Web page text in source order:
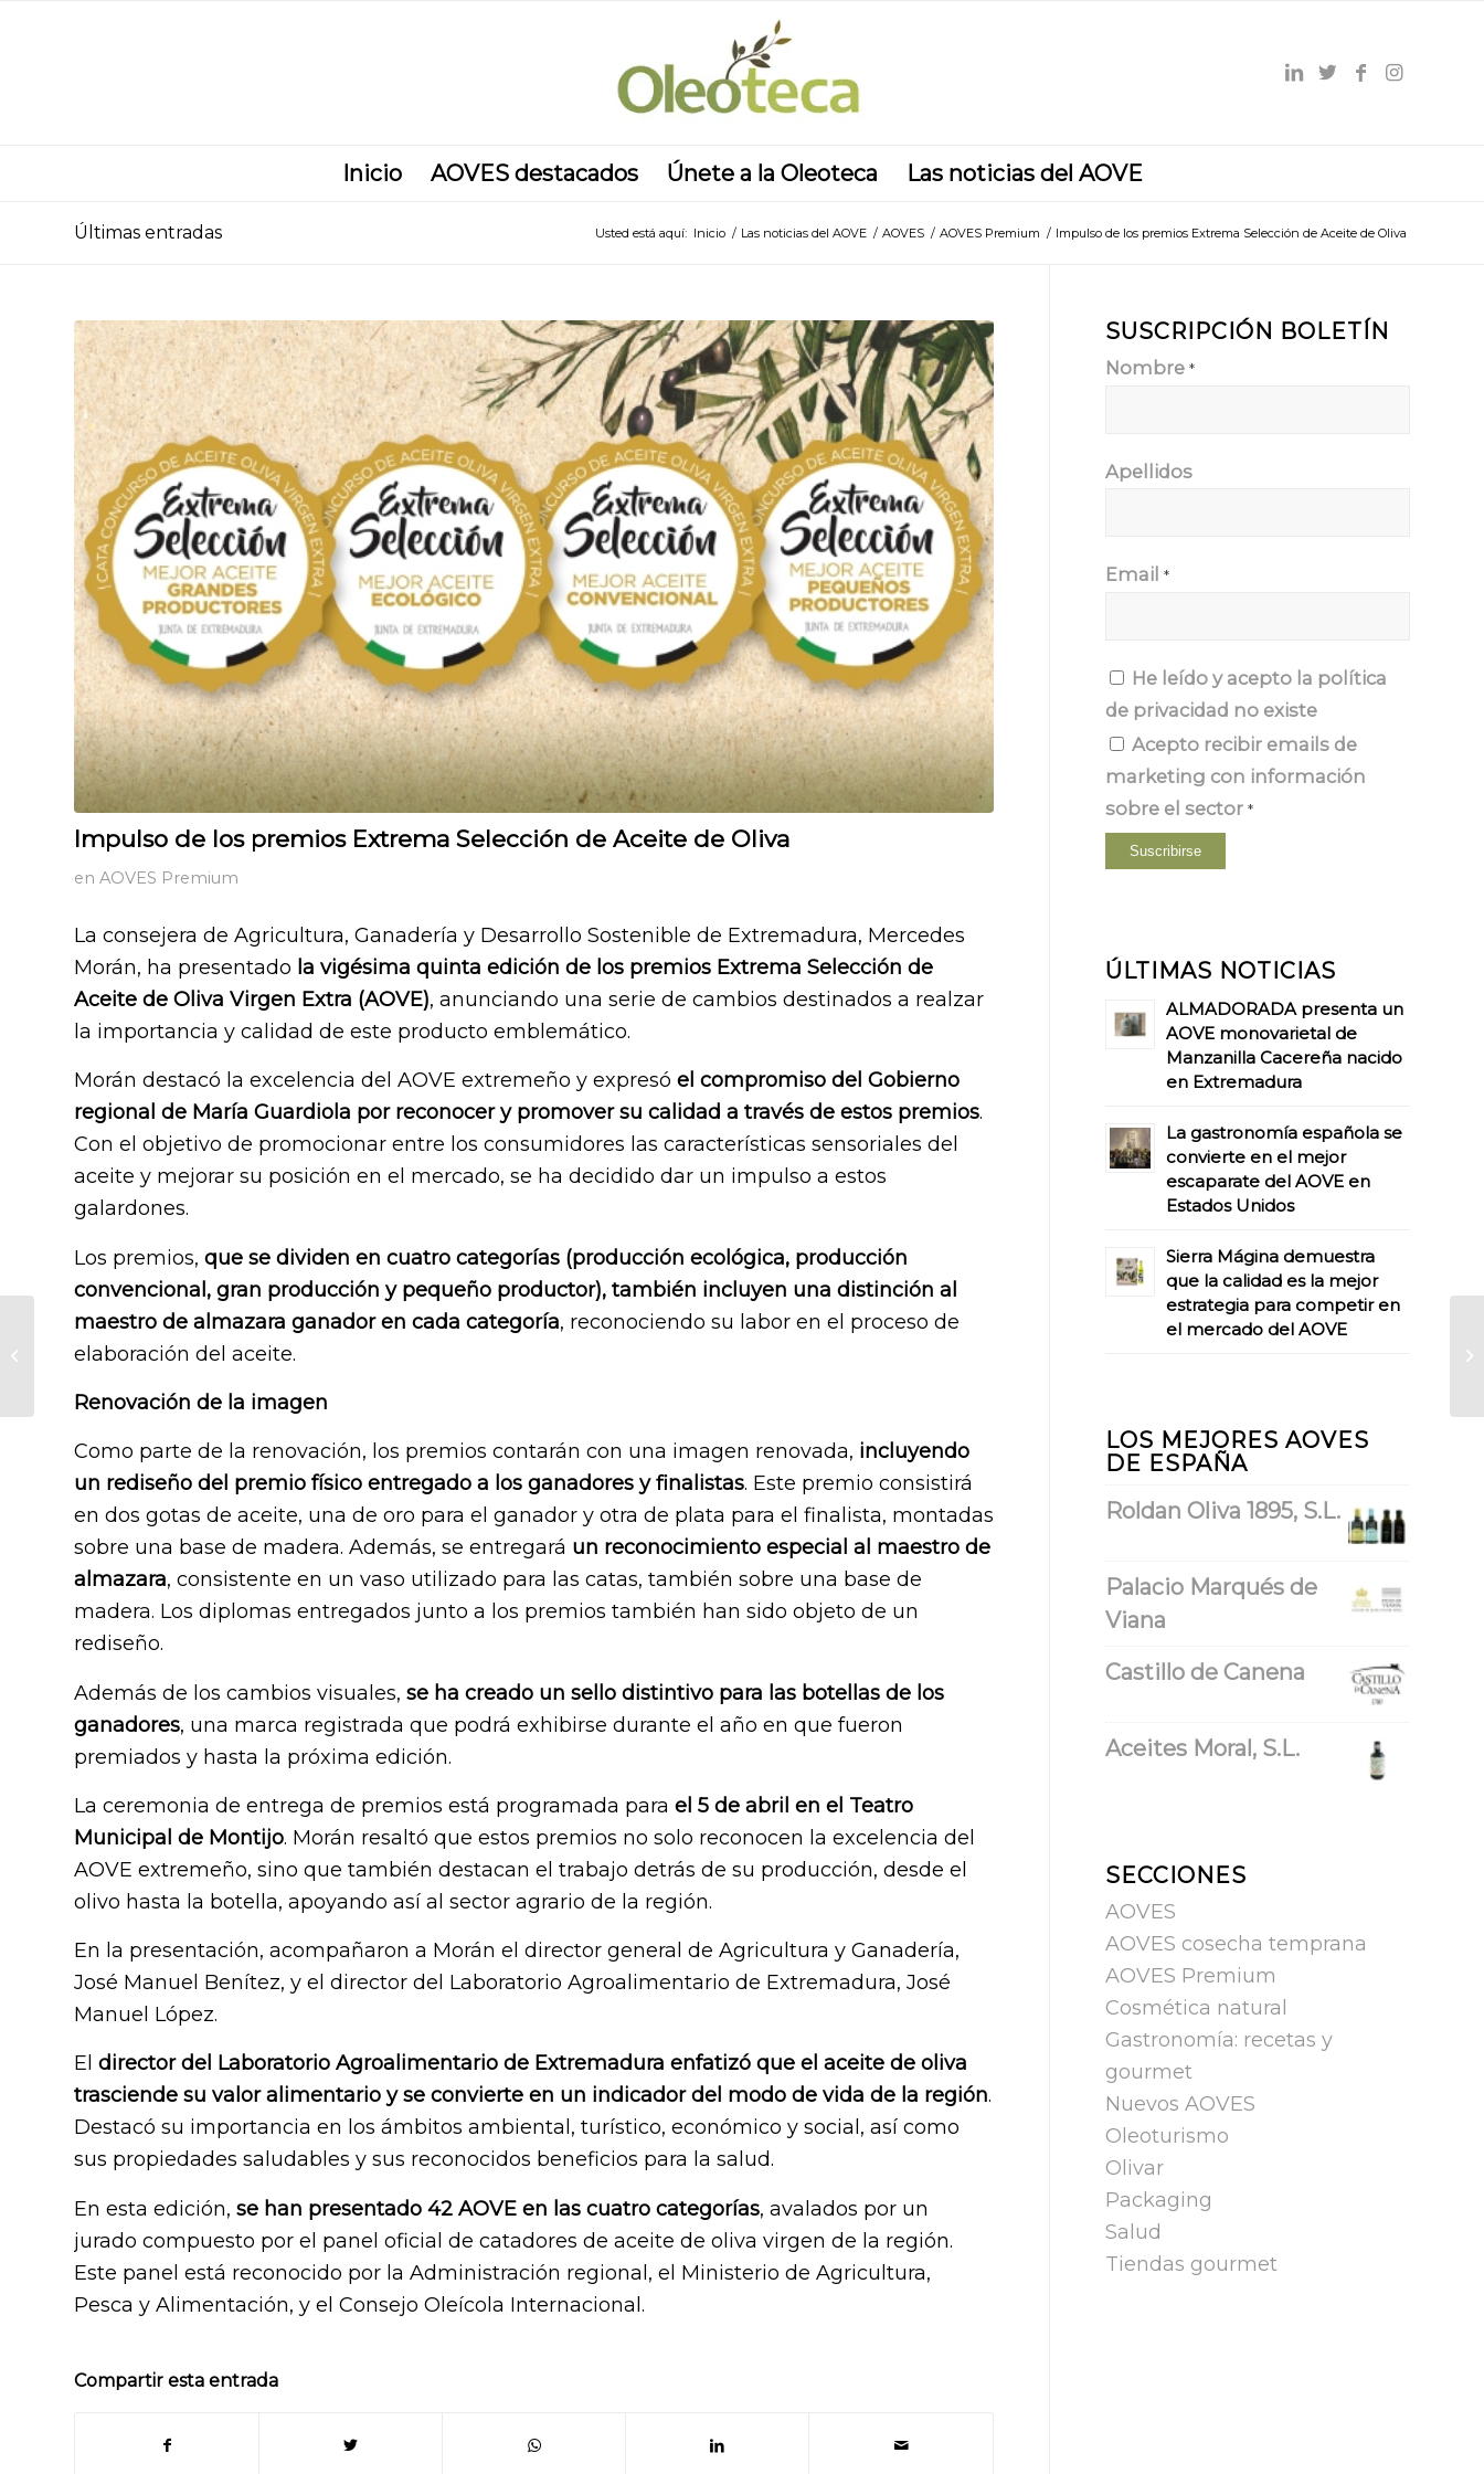
Inicio AOVES destacados Únete a la Oleoteca Las noticias del AOVE
Últimas entradas Usted está aquí: Inicio / Las noticias del AOVE / AOVES / AOVES Premium / Impulso de los premios Extrema Selección de Aceite de Oliva
Impulso de los premios Extrema Selección de Aceite de Oliva
en AOVES Premium
La consejera de Agricultura, Ganadería y Desarrollo Sostenible de Extremadura, Mercedes
Morán, ha presentado la vigésima quinta edición de los premios Extrema Selección de
Aceite de Oliva Virgen Extra (AOVE), anunciando una serie de cambios destinados a realzar
la importancia y calidad de este producto emblemático.
Morán destacó la excelencia del AOVE extremeño y expresó el compromiso del Gobierno
regional de María Guardiola por reconocer y promover su calidad a través de estos premios.
Con el objetivo de promocionar entre los consumidores las características sensoriales del
aceite y mejorar su posición en el mercado, se ha decidido dar un impulso a estos
galardones.
Los premios, que se dividen en cuatro categorías (producción ecológica, producción
convencional, gran producción y pequeño productor), también incluyen una distinción al
maestro de almazara ganador en cada categoría, reconociendo su labor en el proceso de
elaboración del aceite.
Renovación de la imagen
Como parte de la renovación, los premios contarán con una imagen renovada, incluyendo
un rediseño del premio físico entregado a los ganadores y finalistas. Este premio consistirá
en dos gotas de aceite, una de oro para el ganador y otra de plata para el finalista, montadas
sobre una base de madera. Además, se entregará un reconocimiento especial al maestro de
almazara, consistente en un vaso utilizado para las catas, también sobre una base de
madera. Los diplomas entregados junto a los premios también han sido objeto de un
rediseño.
Además de los cambios visuales, se ha creado un sello distintivo para las botellas de los
ganadores, una marca registrada que podrá exhibirse durante el año en que fueron
premiados y hasta la próxima edición.
La ceremonia de entrega de premios está programada para el 5 de abril en el Teatro
Municipal de Montijo. Morán resaltó que estos premios no solo reconocen la excelencia del
AOVE extremeño, sino que también destacan el trabajo detrás de su producción, desde el
olivo hasta la botella, apoyando así al sector agrario de la región.
En la presentación, acompañaron a Morán el director general de Agricultura y Ganadería,
José Manuel Benítez, y el director del Laboratorio Agroalimentario de Extremadura, José
Manuel López.
El director del Laboratorio Agroalimentario de Extremadura enfatizó que el aceite de oliva
trasciende su valor alimentario y se convierte en un indicador del modo de vida de la región.
Destacó su importancia en los ámbitos ambiental, turístico, económico y social, así como
sus propiedades saludables y sus reconocidos beneficios para la salud.
En esta edición, se han presentado 42 AOVE en las cuatro categorías, avalados por un
jurado compuesto por el panel oficial de catadores de aceite de oliva virgen de la región.
Este panel está reconocido por la Administración regional, el Ministerio de Agricultura,
Pesca y Alimentación, y el Consejo Oleícola Internacional.
Compartir esta entrada
SUSCRIPCIÓN BOLETÍN
Nombre*
Apellidos
Email*
He leído y acepto la política
de privacidad no existe
Acepto recibir emails de
marketing con información
sobre el sector*
ÚLTIMAS NOTICIAS
ALMADORADA presenta un
AOVE monovarietal de
Manzanilla Cacereña nacido
en Extremadura
La gastronomía española se
convierte en el mejor
escaparate del AOVE en
Estados Unidos
Sierra Mágina demuestra
que la calidad es la mejor
estrategia para competir en
el mercado del AOVE
LOS MEJORES AOVES
DE ESPAÑA
Roldan Oliva 1895, S.L.
Palacio Marqués de
Viana
Castillo de Canena
Aceites Moral, S.L.
SECCIONES
AOVES
AOVES cosecha temprana
AOVES Premium
Cosmética natural
Gastronomía: recetas y
gourmet
Nuevos AOVES
Oleoturismo
Olivar
Packaging
Salud
Tiendas gourmet
Descubre los 10
beneficios del aceite
para tu salud y...